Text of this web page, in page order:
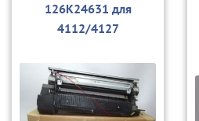
126K24631 для
4112/4127